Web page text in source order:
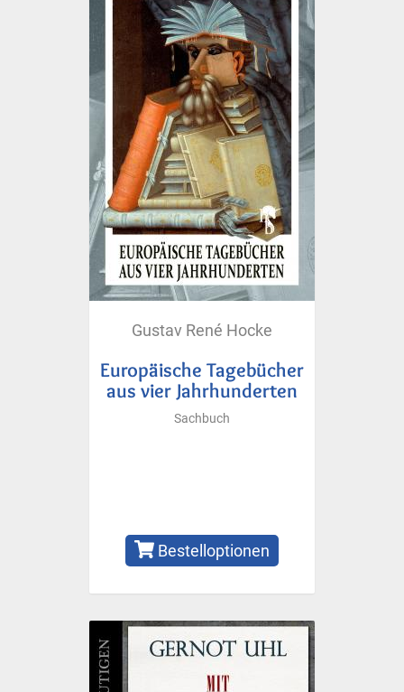
Gustav René Hocke
Europäische Tagebücher
aus vier Jahrhunderten
Sachbuch
Bestelloptionen